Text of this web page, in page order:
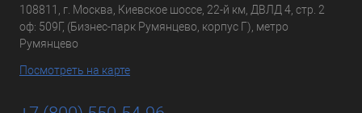
108811, г. Москва, Киевское шоссе, 22-й км, ДВЛД 4, стр. 2
оф: 509Г, (Бизнес-парк Румянцево, корпус Г), метро
Румянцево
Посмотреть на карте